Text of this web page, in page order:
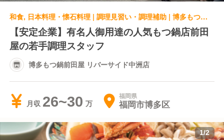
和食, 日本料理・懐石料理 | 調理見習い・調理補助 | 博多もつ鍋前田屋 リバーサイド中洲店
【安定企業】有名人御用達の人気もつ鍋店前田
屋の若手調理スタッフ
博多もつ鍋前田屋 リバーサイド中洲店
月収 26~30 福岡県
福岡市博多区
1/2